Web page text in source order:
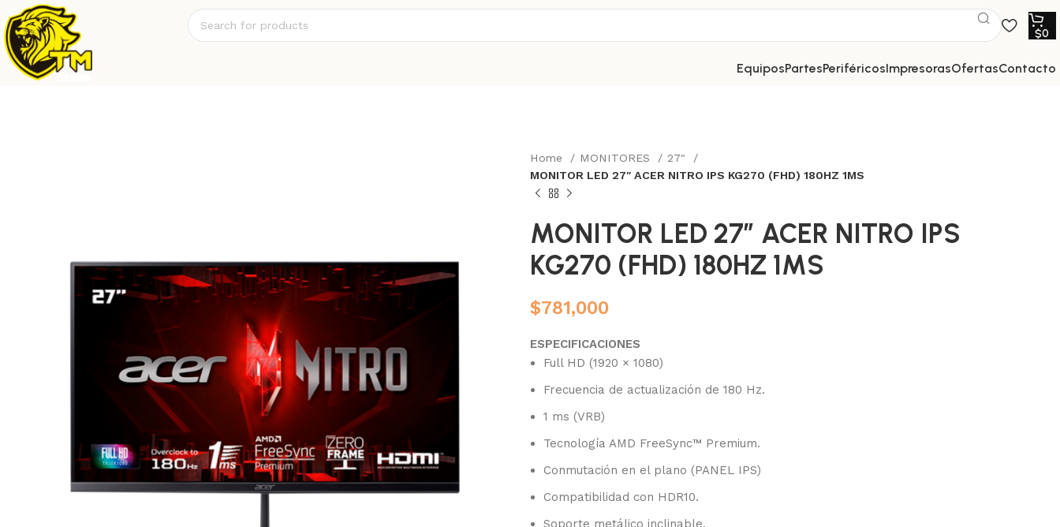
$0
equipos partes periféricos impresoras ofertas contacto
Home MONITORES
27"
MONITOR LED 27″ ACER NITRO IPS KG270 (FHD) 180HZ 1MS
MONITOR LED 27″ ACER NITRO IPS
KG270 (FHD) 180HZ 1MS
$781,000
ESPECIFICACIONES
Full HD (1920 × 1080)
Frecuencia de actualización de 180 Hz.
1 ms (VRB)
Tecnología AMD FreeSync™ Premium.
Conmutación en el plano (PANEL IPS)
Compatibilidad con HDR10.
Soporte metálico inclinable.